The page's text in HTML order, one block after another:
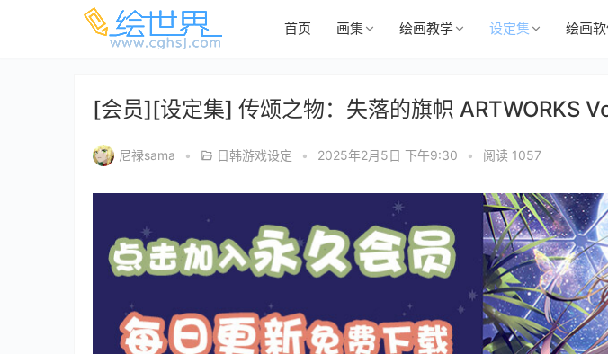
首页 画集 绘画教学 设定集 绘画
[会员][设定集] 传颂之物：失落的旗帜 ARTWORKS
尼禄sama • 日韩游戏设定 • 2025年2月5日 下午9:30 • 阅读 1057